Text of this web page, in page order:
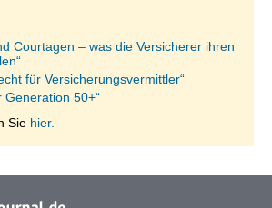
Courtagen – was die Versicherer ihren
für Versicherungsvermittler“
Generation 50+“
Sie hier.